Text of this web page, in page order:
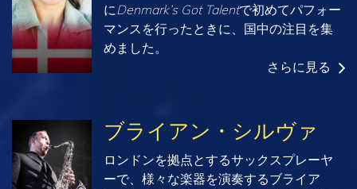
にDenmark’s Got Talentで初めてパフォー
マンスを行ったときに、国中の注目を集
めました。
さらに見る
ブライアン・シルヴァ
ロンドンを拠点とするサックスプレーヤ
ーで、様々な楽器を演奏するブライア